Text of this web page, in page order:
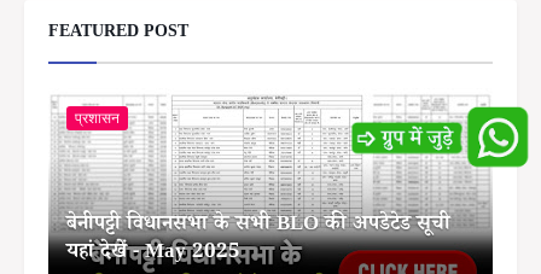
FEATURED POST
प्रशासन
बेनीपट्टी विधानसभा के सभी BLO की अपडेटेड सूची
यहां देखें - May 2025